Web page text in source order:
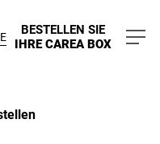
BESTELLEN SIE
IHRE CAREA BOX